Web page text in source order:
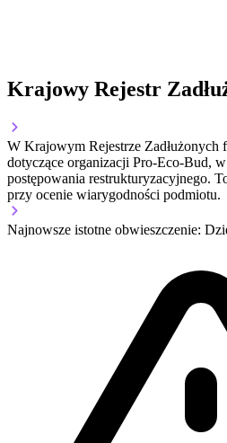
Krajowy Rejestr
W Krajowym Rejestrze Zadłużonych
dotyczące organizacji Pro-Eco-Bud,
postępowania restrukturyzacyjnego.
przy ocenie wiarygodności podmiotu.
Najnowsze istotne obwieszczenie: